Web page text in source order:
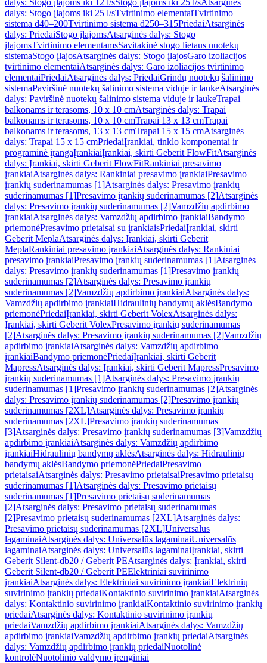
dalys: Stogo įlajoms iki 12 l/sStogo įlajoms iki 25 l/sAtsarginės
dalys: Stogo įlajoms iki 25 l/sTvirtinimo elementaiTvirtinimo
sistema d40–200Tvirtinimo sistema d250–315PriedaiAtsarginės
dalys: PriedaiStogo įlajomsAtsarginės dalys: Stogo
įlajomsTvirtinimo elementamsSavitakinė stogo lietaus nuotekų
sistemaStogo įlajosAtsarginės dalys: Stogo įlajosGaro izoliacijos
tvirtinimo elementaiAtsarginės dalys: Garo izoliacijos tvirtinimo
elementaiPriedaiAtsarginės dalys: PriedaiGrindų nuotekų šalinimo
sistemaPaviršinė nuotekų šalinimo sistema viduje ir laukeAtsarginės
dalys: Paviršinė nuotekų šalinimo sistema viduje ir laukeTrapai
balkonams ir terasoms, 10 x 10 cmAtsarginės dalys: Trapai
balkonams ir terasoms, 10 x 10 cmTrapai 13 x 13 cmTrapai
balkonams ir terasoms, 13 x 13 cmTrapai 15 x 15 cmAtsarginės
dalys: Trapai 15 x 15 cmPriedaiĮrankiai, tinklo komponentai ir
programinė įrangaĮrankiaiĮrankiai, skirti Geberit FlowFitAtsarginės
dalys: Įrankiai, skirti Geberit FlowFitRankiniai presavimo
įrankiaiAtsarginės dalys: Rankiniai presavimo įrankiaiPresavimo
įrankių suderinamumas [1]Atsarginės dalys: Presavimo įrankių
suderinamumas [1]Presavimo įrankių suderinamumas [2]Atsarginės
dalys: Presavimo įrankių suderinamumas [2]Vamzdžių apdirbimo
įrankiaiAtsarginės dalys: Vamzdžių apdirbimo įrankiaiBandymo
priemonėPresavimo prietaisai su įrankiaisPriedaiĮrankiai, skirti
Geberit MeplaAtsarginės dalys: Įrankiai, skirti Geberit
MeplaRankiniai presavimo įrankiaiAtsarginės dalys: Rankiniai
presavimo įrankiaiPresavimo įrankių suderinamumas [1]Atsarginės
dalys: Presavimo įrankių suderinamumas [1]Presavimo įrankių
suderinamumas [2]Atsarginės dalys: Presavimo įrankių
suderinamumas [2]Vamzdžių apdirbimo įrankiaiAtsarginės dalys:
Vamzdžių apdirbimo įrankiaiHidraulinių bandymų aklėsBandymo
priemonėPriedaiĮrankiai, skirti Geberit VolexAtsarginės dalys:
Įrankiai, skirti Geberit VolexPresavimo įrankių suderinamumas
[2]Atsarginės dalys: Presavimo įrankių suderinamumas [2]Vamzdžių
apdirbimo įrankiaiAtsarginės dalys: Vamzdžių apdirbimo
įrankiaiBandymo priemonėPriedaiĮrankiai, skirti Geberit
MapressAtsarginės dalys: Įrankiai, skirti Geberit MapressPresavimo
įrankių suderinamumas [1]Atsarginės dalys: Presavimo įrankių
suderinamumas [1]Presavimo įrankių suderinamumas [2]Atsarginės
dalys: Presavimo įrankių suderinamumas [2]Presavimo įrankių
suderinamumas [2XL]Atsarginės dalys: Presavimo įrankių
suderinamumas [2XL]Presavimo įrankių suderinamumas
[3]Atsarginės dalys: Presavimo įrankių suderinamumas [3]Vamzdžių
apdirbimo įrankiaiAtsarginės dalys: Vamzdžių apdirbimo
įrankiaiHidraulinių bandymų aklėsAtsarginės dalys: Hidraulinių
bandymų aklėsBandymo priemonėPriedaiPresavimo
prietaisaiAtsarginės dalys: Presavimo prietaisaiPresavimo prietaisų
suderinamumas [1]Atsarginės dalys: Presavimo prietaisų
suderinamumas [1]Presavimo prietaisų suderinamumas
[2]Atsarginės dalys: Presavimo prietaisų suderinamumas
[2]Presavimo prietaisų suderinamumas [2XL]Atsarginės dalys:
Presavimo prietaisų suderinamumas [2XL]Universalūs
lagaminaiAtsarginės dalys: Universalūs lagaminaiUniversalūs
lagaminaiAtsarginės dalys: Universalūs lagaminaiĮrankiai, skirti
Geberit Silent-db20 / Geberit PEAtsarginės dalys: Įrankiai, skirti
Geberit Silent-db20 / Geberit PEElektriniai suvirinimo
įrankiaiAtsarginės dalys: Elektriniai suvirinimo įrankiaiElektrinių
suvirinimo įrankių priedaiKontaktinio suvirinimo įrankiaiAtsarginės
dalys: Kontaktinio suvirinimo įrankiaiKontaktinio suvirinimo įrankių
priedaiAtsarginės dalys: Kontaktinio suvirinimo įrankių
priedaiVamzdžių apdirbimo įrankiaiAtsarginės dalys: Vamzdžių
apdirbimo įrankiaiVamzdžių apdirbimo įrankių priedaiAtsarginės
dalys: Vamzdžių apdirbimo įrankių priedaiNuotolinė
kontrolėNuotolinio valdymo įrenginiai